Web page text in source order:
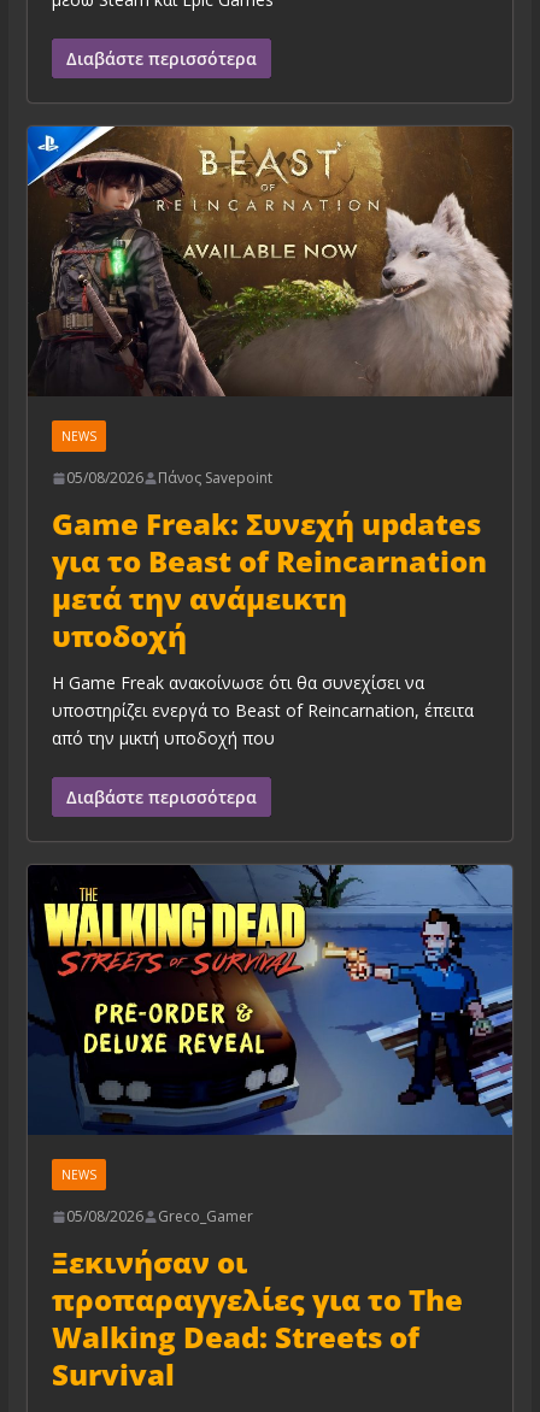
Διαβάστε περισσότερα
NEWS
05/08/2026 Πάνος Savepoint
Game Freak: Συνεχή updates
για το Beast of Reincarnation
μετά την ανάμεικτη
υποδοχή
Η Game Freak ανακοίνωσε ότι θα συνεχίσει να
υποστηρίζει ενεργά το Beast of Reincarnation, έπειτα
από την μικτή υποδοχή που
Διαβάστε περισσότερα
NEWS
05/08/2026 Greco_Gamer
Ξεκινήσαν οι
προπαραγγελίες για το The
Walking Dead: Streets of
Survival